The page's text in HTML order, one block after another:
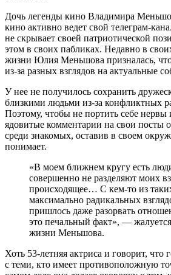
Дочь легенды кино Владимира
кино активно ведет свой телеграм-
не скрывает своей патриотической
этом в своих пабликах. Недавно в
жизни Юлия Меньшова призналась, что
из-за разных взглядов на актуальные
У нее не получилось сохранить
близкими людьми из-за конфликтных
Поэтому, чтобы не портить себе нервы
ядовитые комментарии на свои посты
среди знакомых, оставив в своем
понимает.
«В моем ближнем кругу есть
совершенно не разделяют моих
происходящее… С кем-то из
максимально радикальных
пришлось даже разорвать
это печальный факт», —
жизни Меньшова.
Хоть 53-летняя актриса и говорит, что
с теми, кто имеет противоположную